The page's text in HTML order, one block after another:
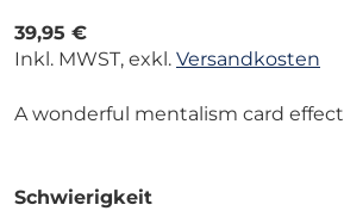
39,95 €
Inkl. MWST, exkl. Versandkosten
A wonderful mentalism card effect
Schwierigkeit